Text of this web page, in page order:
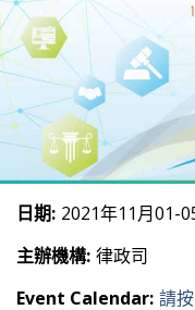
日期: 2021年11月01-
主辦機構: 律政司
Event Calendar: 請